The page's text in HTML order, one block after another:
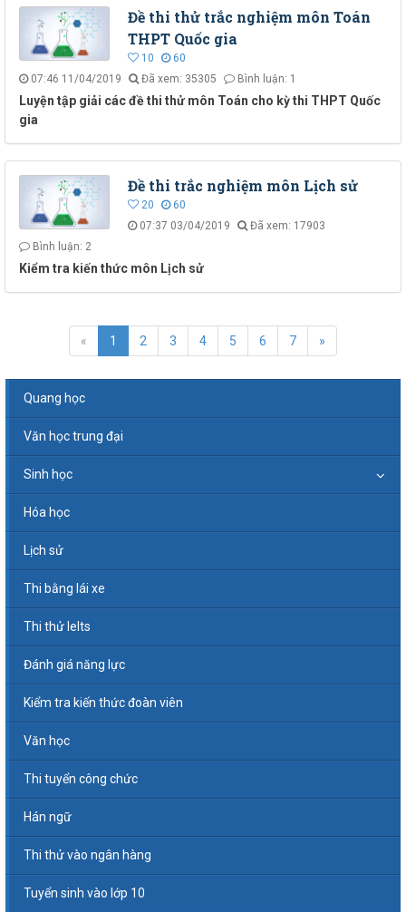
Đề thi thử trắc nghiệm môn Toán
THPT Quốc gia
10
60
07:46 11/04/2019
Đã xem: 35305 Bình luận: 1
Luyện tập giải các đề thi thử môn Toán cho kỳ thi THPT Quốc
gia
Đề thi trắc nghiệm môn Lịch sử
20
60
07:37 03/04/2019
Đã xem: 17903
Bình luận: 2
Kiểm tra kiến thức môn Lịch sử
« 1 2 3 4 5 6 7 »
Quang học
Văn học trung đại
Sinh học
Hóa học
Lịch sử
Thi bằng lái xe
Thi thử Ielts
Đánh giá năng lực
Kiểm tra kiến thức đoàn viên
Văn học
Thi tuyển công chức
Hán ngữ
Thi thử vào ngân hàng
Tuyển sinh vào lớp 10